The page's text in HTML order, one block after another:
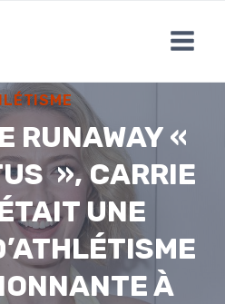
RUNAWAY «
», CARRIE
UNE
À